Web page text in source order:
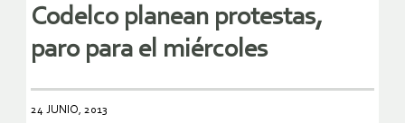
Codelco planean protestas,
paro para el miércoles
24 JUNIO, 2013